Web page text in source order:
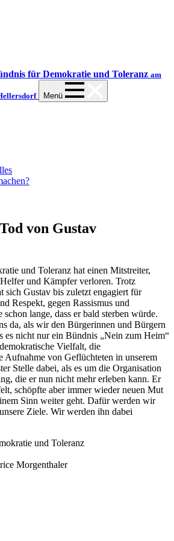
für Demokratie und Toleranz am
Menü
von Gustav
und Toleranz hat einen Mitstreiter,
und Kämpfer verloren. Trotz
sich Gustav bis zuletzt engagiert für
Respekt, gegen Rassismus und
lange, dass er bald sterben würde.
da, als wir den Bürgerinnen und Bürgern
es nicht nur ein Bündnis „Nein zum Heim“
Vielfalt, die
Aufnahme von Geflüchteten in unserem
Stelle dabei, als es um die Organisation
die er nun nicht mehr erleben kann. Er
schöpfte aber immer wieder neuen Mut
Sinn weiter geht. Dafür werden wir
Ziele. Wir werden ihn dabei
und Toleranz
Morgenthaler